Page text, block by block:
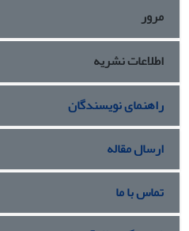
مرور
اطلاعات نشریه
راهنمای نویسندگان
ارسال مقاله
تماس با ما